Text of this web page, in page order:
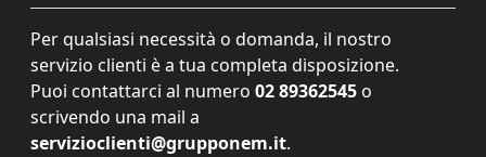
Per qualsiasi necessità o domanda, il nostro
servizio clienti è a tua completa disposizione.
Puoi contattarci al numero 02 89362545 o
scrivendo una mail a
servizioclienti@grupponem.it.